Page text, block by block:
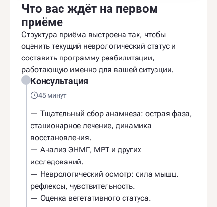
Что вас ждёт на первом
приёме
Структура приёма выстроена так, чтобы
оценить текущий неврологический статус и
составить программу реабилитации,
работающую именно для вашей ситуации.
Консультация
45 минут
— Тщательный сбор анамнеза: острая фаза,
стационарное лечение, динамика
восстановления.
— Анализ ЭНМГ, МРТ и других
исследований.
— Неврологический осмотр: сила мышц,
рефлексы, чувствительность.
— Оценка вегетативного статуса.